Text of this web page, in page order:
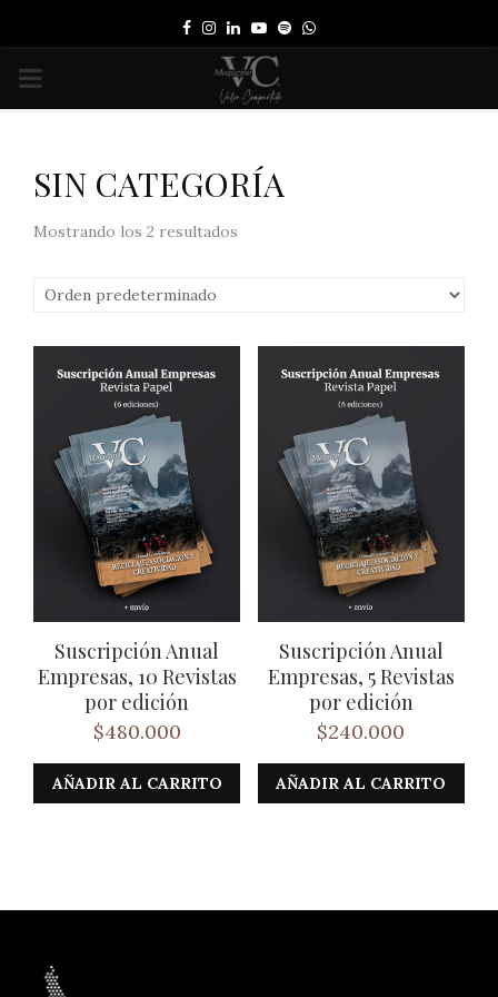
Facebook
Instagram
LinkedinYoutube
SpotifyWhatsapp
PRIMARY
SIN CATEGORÍA
Mostrando los 2 resultados
Suscripción Anual
Empresas, 10 Revistas
por edición
$480.000
AÑADIR AL CARRITO
Suscripción Anual
Empresas, 5 Revistas
por edición
$240.000
AÑADIR AL CARRITO